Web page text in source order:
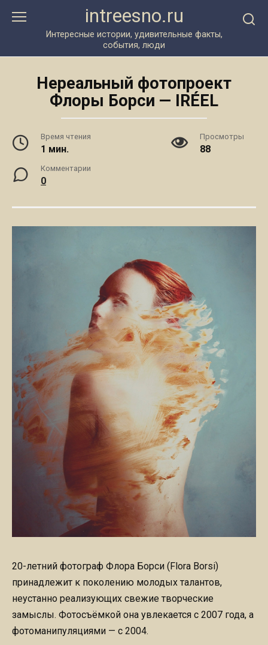
intreesno.ru
Интересные истории, удивительные факты,
события, люди
Нереальный фотопроект
Флоры Борси — IRÉEL
Время чтения
1 мин.
Просмотры
88
Комментарии
0
20-летний фотограф Флора Борси (Flora Borsi)
принадлежит к поколению молодых талантов,
неустанно реализующих свежие творческие
замыслы. Фотосъёмкой она увлекается с 2007 года, а
фотоманипуляциями — с 2004.